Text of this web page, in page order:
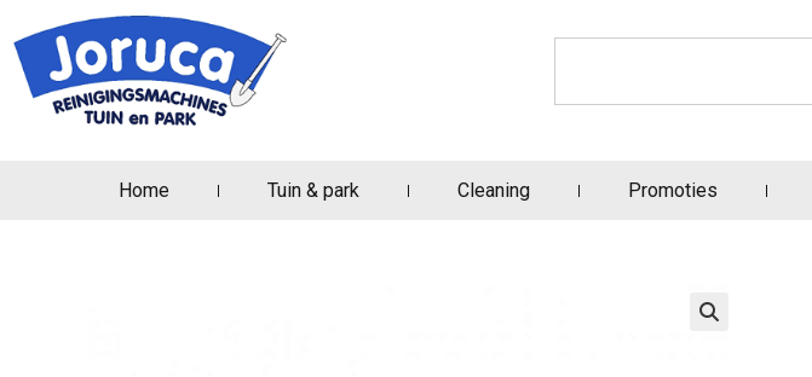
Home Tuin & park Cleaning Promoties